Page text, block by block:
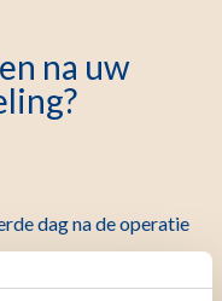
na uw
dag na de operatie
de operatie zonder